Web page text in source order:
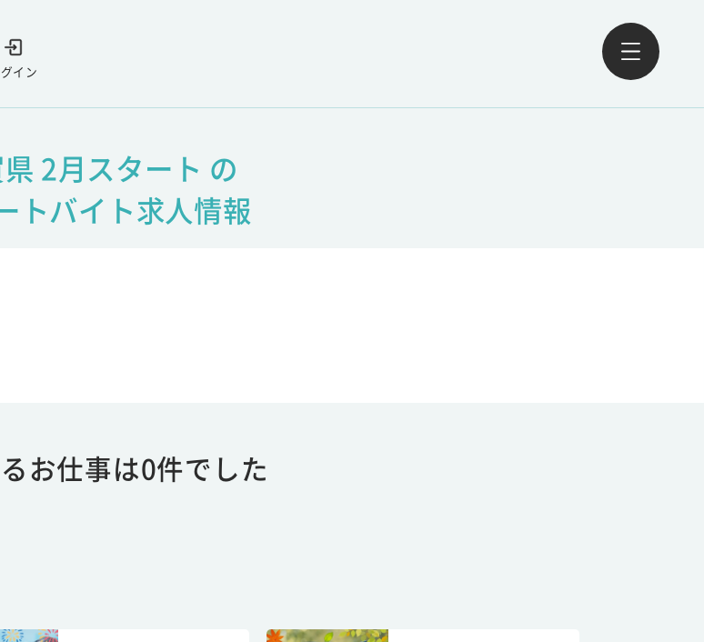
イン
2月スタート の
トバイト求人情報
お仕事は0件でした